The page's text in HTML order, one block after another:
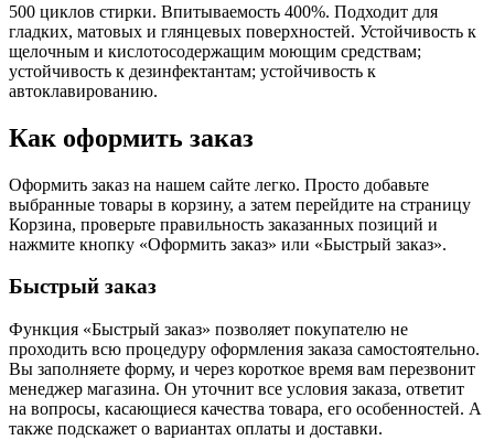
500 циклов стирки. Впитываемость 400%. Подходит для
гладких, матовых и глянцевых поверхностей. Устойчивость к
щелочным и кислотосодержащим моющим средствам;
устойчивость к дезинфектантам; устойчивость к
автоклавированию.
Как оформить заказ
Оформить заказ на нашем сайте легко. Просто добавьте
выбранные товары в корзину, а затем перейдите на страницу
Корзина, проверьте правильность заказанных позиций и
нажмите кнопку «Оформить заказ» или «Быстрый заказ».
Быстрый заказ
Функция «Быстрый заказ» позволяет покупателю не
проходить всю процедуру оформления заказа самостоятельно.
Вы заполняете форму, и через короткое время вам перезвонит
менеджер магазина. Он уточнит все условия заказа, ответит
на вопросы, касающиеся качества товара, его особенностей. А
также подскажет о вариантах оплаты и доставки.